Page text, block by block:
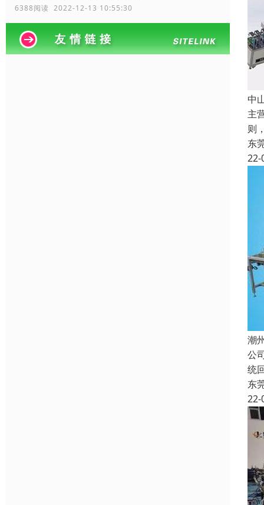
6388阅读 2022-12-13 10:55:30
中
主
则
东
22-
潮
公
统
东
22-